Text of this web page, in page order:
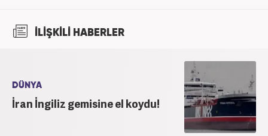
İLİŞKİLİ HABERLER
DÜNYA
İran İngiliz gemisine el koydu!